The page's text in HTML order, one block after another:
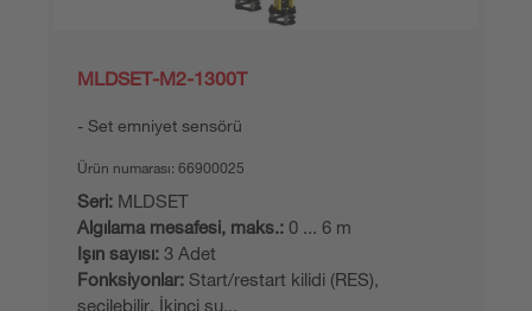
MLDSET-M2-1300T
Set emniyet sensörü
Ürün numarası: 66900025
Seri: MLDSET
Algılama mesafesi, maks.: 0 ... 6 m
Işın sayısı: 3 Adet
Fonksiyonlar: Start/restart kilidi (RES),
seçilebilir, İkinci su...